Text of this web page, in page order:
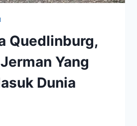
Quedlinburg,
Yang
Dunia